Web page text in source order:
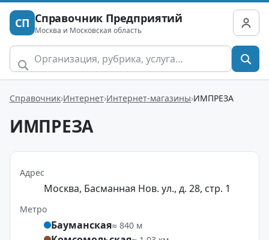
СП Справочник Предприятий
Москва и Московская область
Справочник Интернет Интернет-магазины ИМПРЕЗА
ИМПРЕЗА
Адрес
Москва, Басманная Нов. ул., д. 28, стр. 1
Метро
Бауманская≈ 840 м